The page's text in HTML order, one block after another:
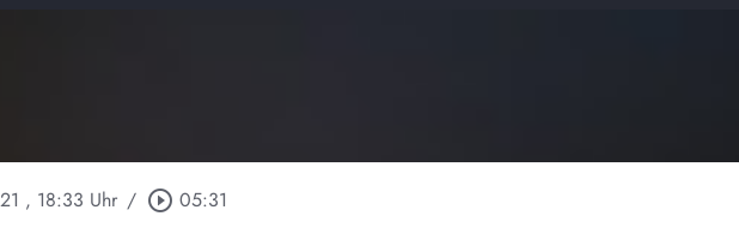
, 18:33 Uhr / play_circle_outline 05:31